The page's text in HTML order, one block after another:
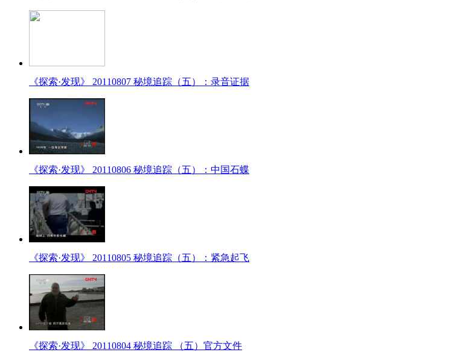
《探索·发现》 20110807 秘境追踪（五）：录音证据
《探索·发现》 20110806 秘境追踪（五）：中国石蝶
《探索·发现》 20110805 秘境追踪（五）：紧急起飞
《探索·发现》 20110804 秘境追踪 （五）官方文件